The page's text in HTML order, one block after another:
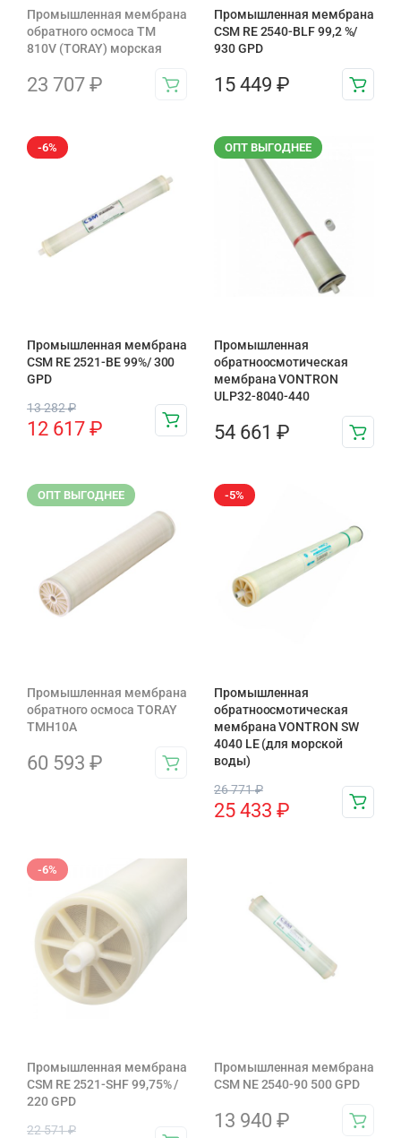
Промышленная мембрана
обратного осмоса TM
810V (TORAY) морская
23 707 ₽
Промышленная мембрана
CSM RE 2540-BLF 99,2 %/
930 GPD
15 449 ₽
-6%
Промышленная мембрана
CSM RE 2521-BE 99%/ 300
GPD
13 282₽
12 617 ₽
ОПТ ВЫГОДНЕЕ
Промышленная
обратноосмотическая
мембрана VONTRON
ULP32-8040-440
54 661 ₽
ОПТ ВЫГОДНЕЕ
Промышленная мембрана
обратного осмоса TORAY
TMH10A
60 593 ₽
-5%
Промышленная
обратноосмотическая
мембрана VONTRON SW
4040 LE (для морской
воды)
26 771₽
25 433 ₽
-6%
Промышленная мембрана
CSM RE 2521-SHF 99,75% /
220 GPD
22 571₽
Промышленная мембрана
CSM NE 2540-90 500 GPD
13 940 ₽